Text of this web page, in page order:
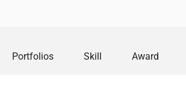
Portfolios Skill Award